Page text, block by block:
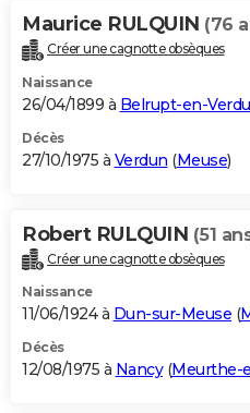
Maurice RULQUIN (76
Créer une cagnotte obsèques
Naissance
26/04/1899 à Belrupt-en-
Décès
27/10/1975 à Verdun (Meuse)
Robert RULQUIN (51
Créer une cagnotte obsèques
Naissance
11/06/1924 à Dun-sur-Meuse (
Décès
12/08/1975 à Nancy(Meurthe-